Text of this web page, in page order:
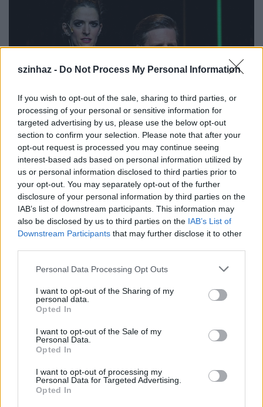
szinhaz - Do Not Process My Personal Information
If you wish to opt-out of the sale, sharing to third parties, or
processing of your personal or sensitive information for
targeted advertising by us, please use the below opt-out
section to confirm your selection. Please note that after your
opt-out request is processed you may continue seeing
interest-based ads based on personal information utilized by
us or personal information disclosed to third parties prior to
your opt-out. You may separately opt-out of the further
disclosure of your personal information by third parties on the
IAB’s list of downstream participants. This information may
also be disclosed by us to third parties on the IAB’s List of
Downstream Participants that may further disclose it to other
Please note that this website/app uses one or more Google
not limited to your visit or usage behaviour. You may click to
grant or deny consent to Google and its third-party tags to
use your data for below specified purposes in below Google
consent section.
Personal Data Processing Opt Outs
I want to opt-out of the Sharing of my
personal data.
Opted In
I want to opt-out of the Sale of my
Personal Data.
Opted In
I want to opt-out of processing my
Personal Data for Targeted Advertising.
Opted In
Alföldi szerint itt van Csikágó -
Kritikák a Chicagóról
szinhaz szerk. • 2018. július 12.
Alföldi Róbert egy kültelki művelődési házba helyezi
az eredeti történetet.